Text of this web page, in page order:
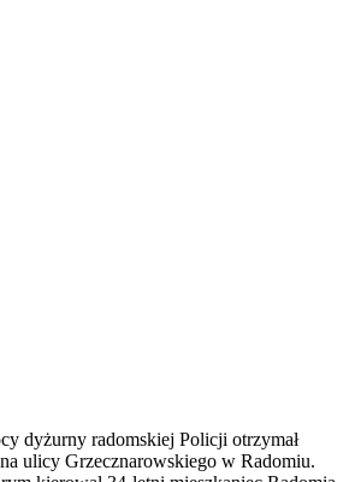
dyżurny radomskiej Policji otrzymał
ulicy Grzecznarowskiego w Radomiu.